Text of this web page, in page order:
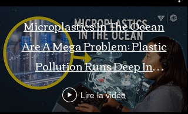
Microplastics In The Ocean
Are A Mega Problem: Plastic
Pollution Runs Deep In
Monterey Bay
Lire la vidéo